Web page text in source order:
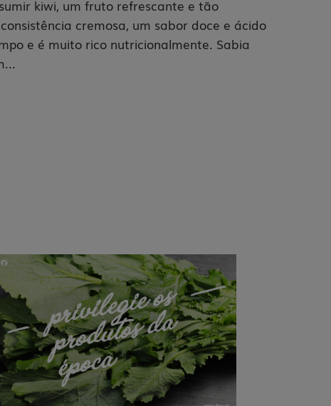
kiwi, um fruto refrescante e tão
cremosa, um sabor doce e ácido
e é muito rico nutricionalmente. Sabia